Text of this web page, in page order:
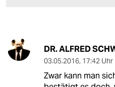
DR. ALFRED
03.05.2016, 17:42 Uhr
Zwar kann man